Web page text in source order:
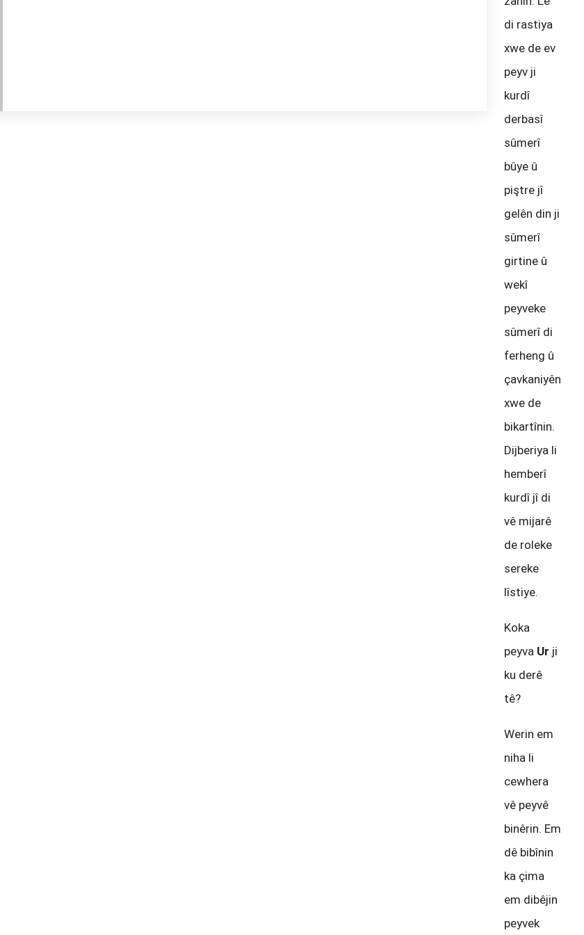
di rastiya
xwe de ev
peyv ji
kurdî
derbasî
sûmerî
bûye û
piştre jî
gelên din ji
sûmerî
girtine û
wekî
peyveke
sûmerî di
ferheng û
çavkaniyên
xwe de
bikartînin.
Dijberiya li
hemberî
kurdî jî di
vê mijarê
de roleke
sereke
lîstiye.
Koka
peyva Ur ji
ku derê
tê?
Werin em
niha li
cewhera
vê peyvê
binêrin. Em
dê bibînin
ka çima
em dibêjin
peyvek